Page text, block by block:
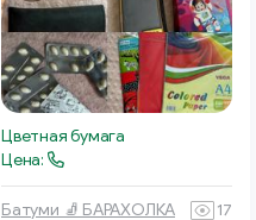
Цветная бумага
Цена:
Батуми 🧦 БАРАХОЛКА
17